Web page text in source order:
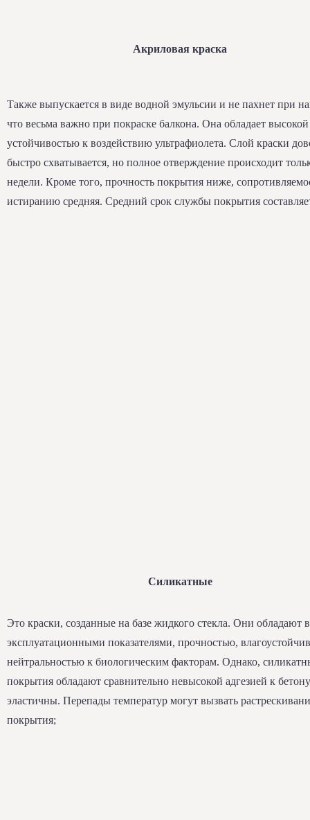
Акриловая краска
Также выпускается в виде водной эмульсии и не пахнет при
что весьма важно при покраске балкона. Она обладает высокой
устойчивостью к воздействию ультрафиолета. Слой краски
быстро схватывается, но полное отверждение происходит
недели. Кроме того, прочность покрытия ниже,
истиранию средняя. Средний срок службы покрытия
Силикатные
Это краски, созданные на базе жидкого стекла. Они обладают
эксплуатационными показателями, прочностью,
нейтральностью к биологическим факторам. Однако,
покрытия обладают сравнительно невысокой адгезией к
эластичны. Перепады температур могут вызвать
покрытия;